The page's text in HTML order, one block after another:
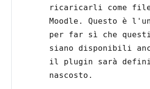
ricaricarli come
Moodle. Questo è
per far sì che
siano disponibili
il plugin sarà
nascosto.